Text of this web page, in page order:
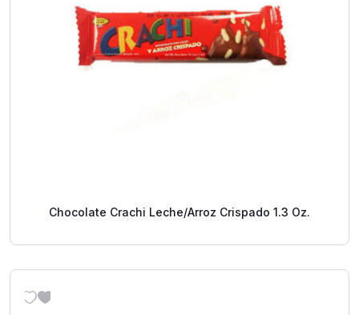
Chocolate Crachi Leche/Arroz Crispado 1.3 Oz.